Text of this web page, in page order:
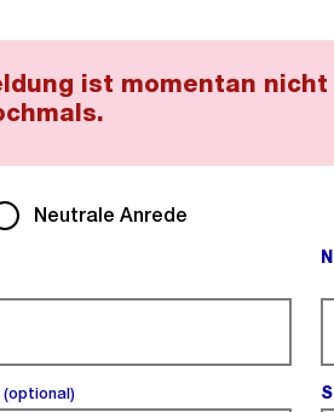
ist momentan
Neutrale Anrede
(optional)